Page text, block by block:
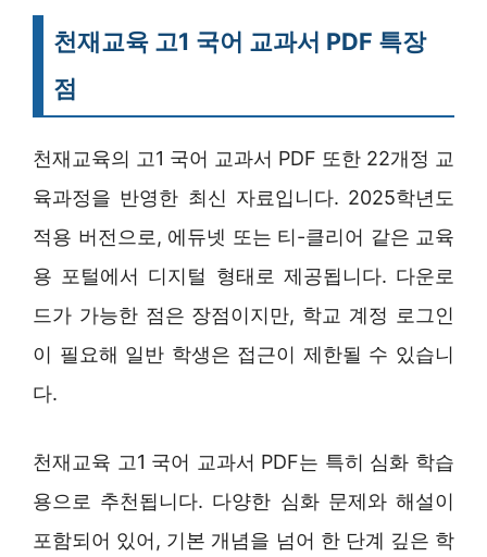
천재교육 고1 국어 교과서 PDF 특장
점
천재교육의 고1 국어 교과서 PDF 또한 22개정 교
육과정을 반영한 최신 자료입니다. 2025학년도
적용 버전으로, 에듀넷 또는 티-클리어 같은 교육
용 포털에서 디지털 형태로 제공됩니다. 다운로
드가 가능한 점은 장점이지만, 학교 계정 로그인
이 필요해 일반 학생은 접근이 제한될 수 있습니
다.
천재교육 고1 국어 교과서 PDF는 특히 심화 학습
용으로 추천됩니다. 다양한 심화 문제와 해설이
포함되어 있어, 기본 개념을 넘어 한 단계 깊은 학